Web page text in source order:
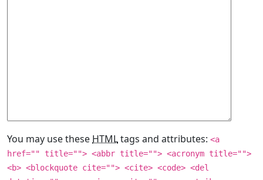
You may use these HTMLtags and attributes: <a
href="" title=""> <abbr title=""> <acronym title="">
<b> <blockquote cite=""> <cite> <code> <del